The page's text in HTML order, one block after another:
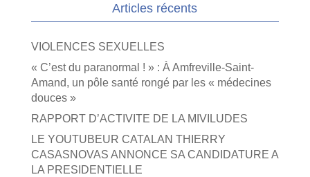
Articles récents
VIOLENCES SEXUELLES
« C’est du paranormal ! » : À Amfreville-Saint-
Amand, un pôle santé rongé par les « médecines
douces »
RAPPORT D’ACTIVITE DE LA MIVILUDES
LE YOUTUBEUR CATALAN THIERRY
CASASNOVAS ANNONCE SA CANDIDATURE A
LA PRESIDENTIELLE